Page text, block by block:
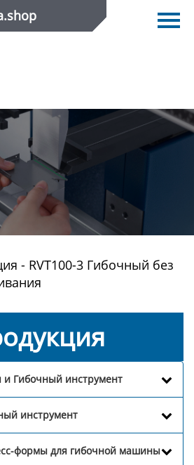
- RVT100-3 Гибочный без
Гибочный инструмент
инструмент
формы для гибочной машины